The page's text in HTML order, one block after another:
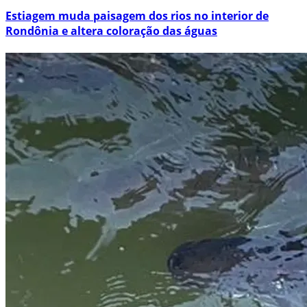
Estiagem muda paisagem dos rios no interior de
Rondônia e altera coloração das águas